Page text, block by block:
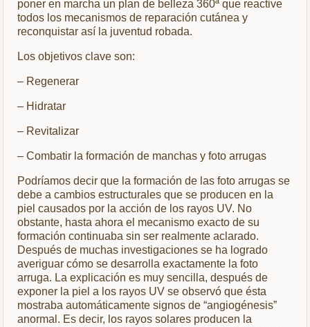
poner en marcha un plan de belleza 360ª que reactive
todos los mecanismos de reparación cutánea y
reconquistar así la juventud robada.
Los objetivos clave son:
– Regenerar
– Hidratar
– Revitalizar
– Combatir la formación de manchas y foto arrugas
Podríamos decir que la formación de las foto arrugas se
debe a cambios estructurales que se producen en la
piel causados por la acción de los rayos UV. No
obstante, hasta ahora el mecanismo exacto de su
formación continuaba sin ser realmente aclarado.
Después de muchas investigaciones se ha logrado
averiguar cómo se desarrolla exactamente la foto
arruga. La explicación es muy sencilla, después de
exponer la piel a los rayos UV se observó que ésta
mostraba automáticamente signos de “angiogénesis”
anormal. Es decir, los rayos solares producen la